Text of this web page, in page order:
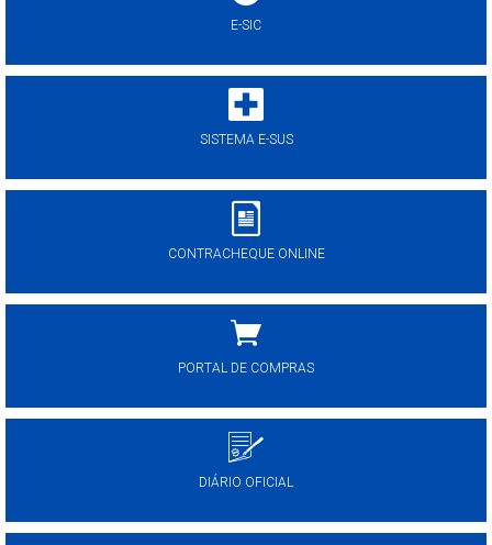
E-SIC
SISTEMA E-SUS
CONTRACHEQUE ONLINE
PORTAL DE COMPRAS
DIÁRIO OFICIAL